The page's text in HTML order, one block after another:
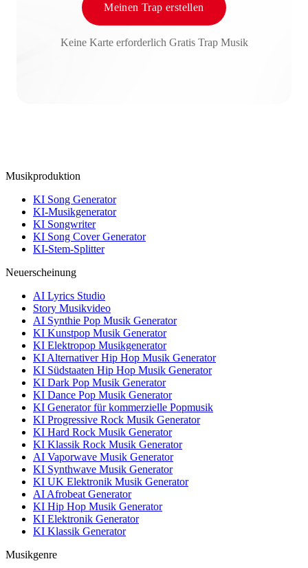
Meinen Trap erstellen
Keine Karte erforderlich Gratis Trap Musik
Musikproduktion
KI Song Generator
KI-Musikgenerator
KI Songwriter
KI Song Cover Generator
KI-Stem-Splitter
Neuerscheinung
AI Lyrics Studio
Story Musikvideo
AI Synthie Pop Musik Generator
KI Kunstpop Musik Generator
KI Elektropop Musikgenerator
KI Alternativer Hip Hop Musik Generator
KI Südstaaten Hip Hop Musik Generator
KI Dark Pop Musik Generator
KI Dance Pop Musik Generator
KI Generator für kommerzielle Popmusik
KI Progressive Rock Musik Generator
KI Hard Rock Musik Generator
KI Klassik Rock Musik Generator
AI Vaporwave Musik Generator
KI Synthwave Musik Generator
KI UK Elektronik Musik Generator
AI Afrobeat Generator
KI Hip Hop Musik Generator
KI Elektronik Generator
KI Klassik Generator
Musikgenre